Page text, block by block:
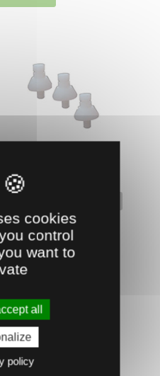
AVEC DÉRIVATION
mettre en route votre
avec ...
PANIER
cookies
control
want to
all
policy